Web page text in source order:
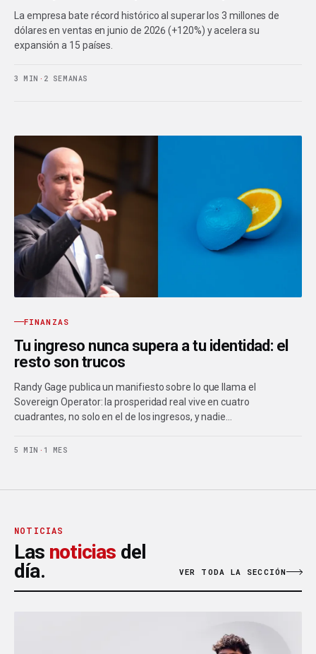
La empresa bate récord histórico al superar los 3 millones de
dólares en ventas en junio de 2026 (+120%) y acelera su
expansión a 15 países.
3 MIN · 2 SEMANAS
FINANZAS
Tu ingreso nunca supera a tu identidad: el
resto son trucos
Randy Gage publica un manifiesto sobre lo que llama el
Sovereign Operator: la prosperidad real vive en cuatro
cuadrantes, no solo en el de los ingresos, y nadie…
5 MIN · 1 MES
NOTICIAS
Las noticias del
día.
VER TODA LA SECCIÓN